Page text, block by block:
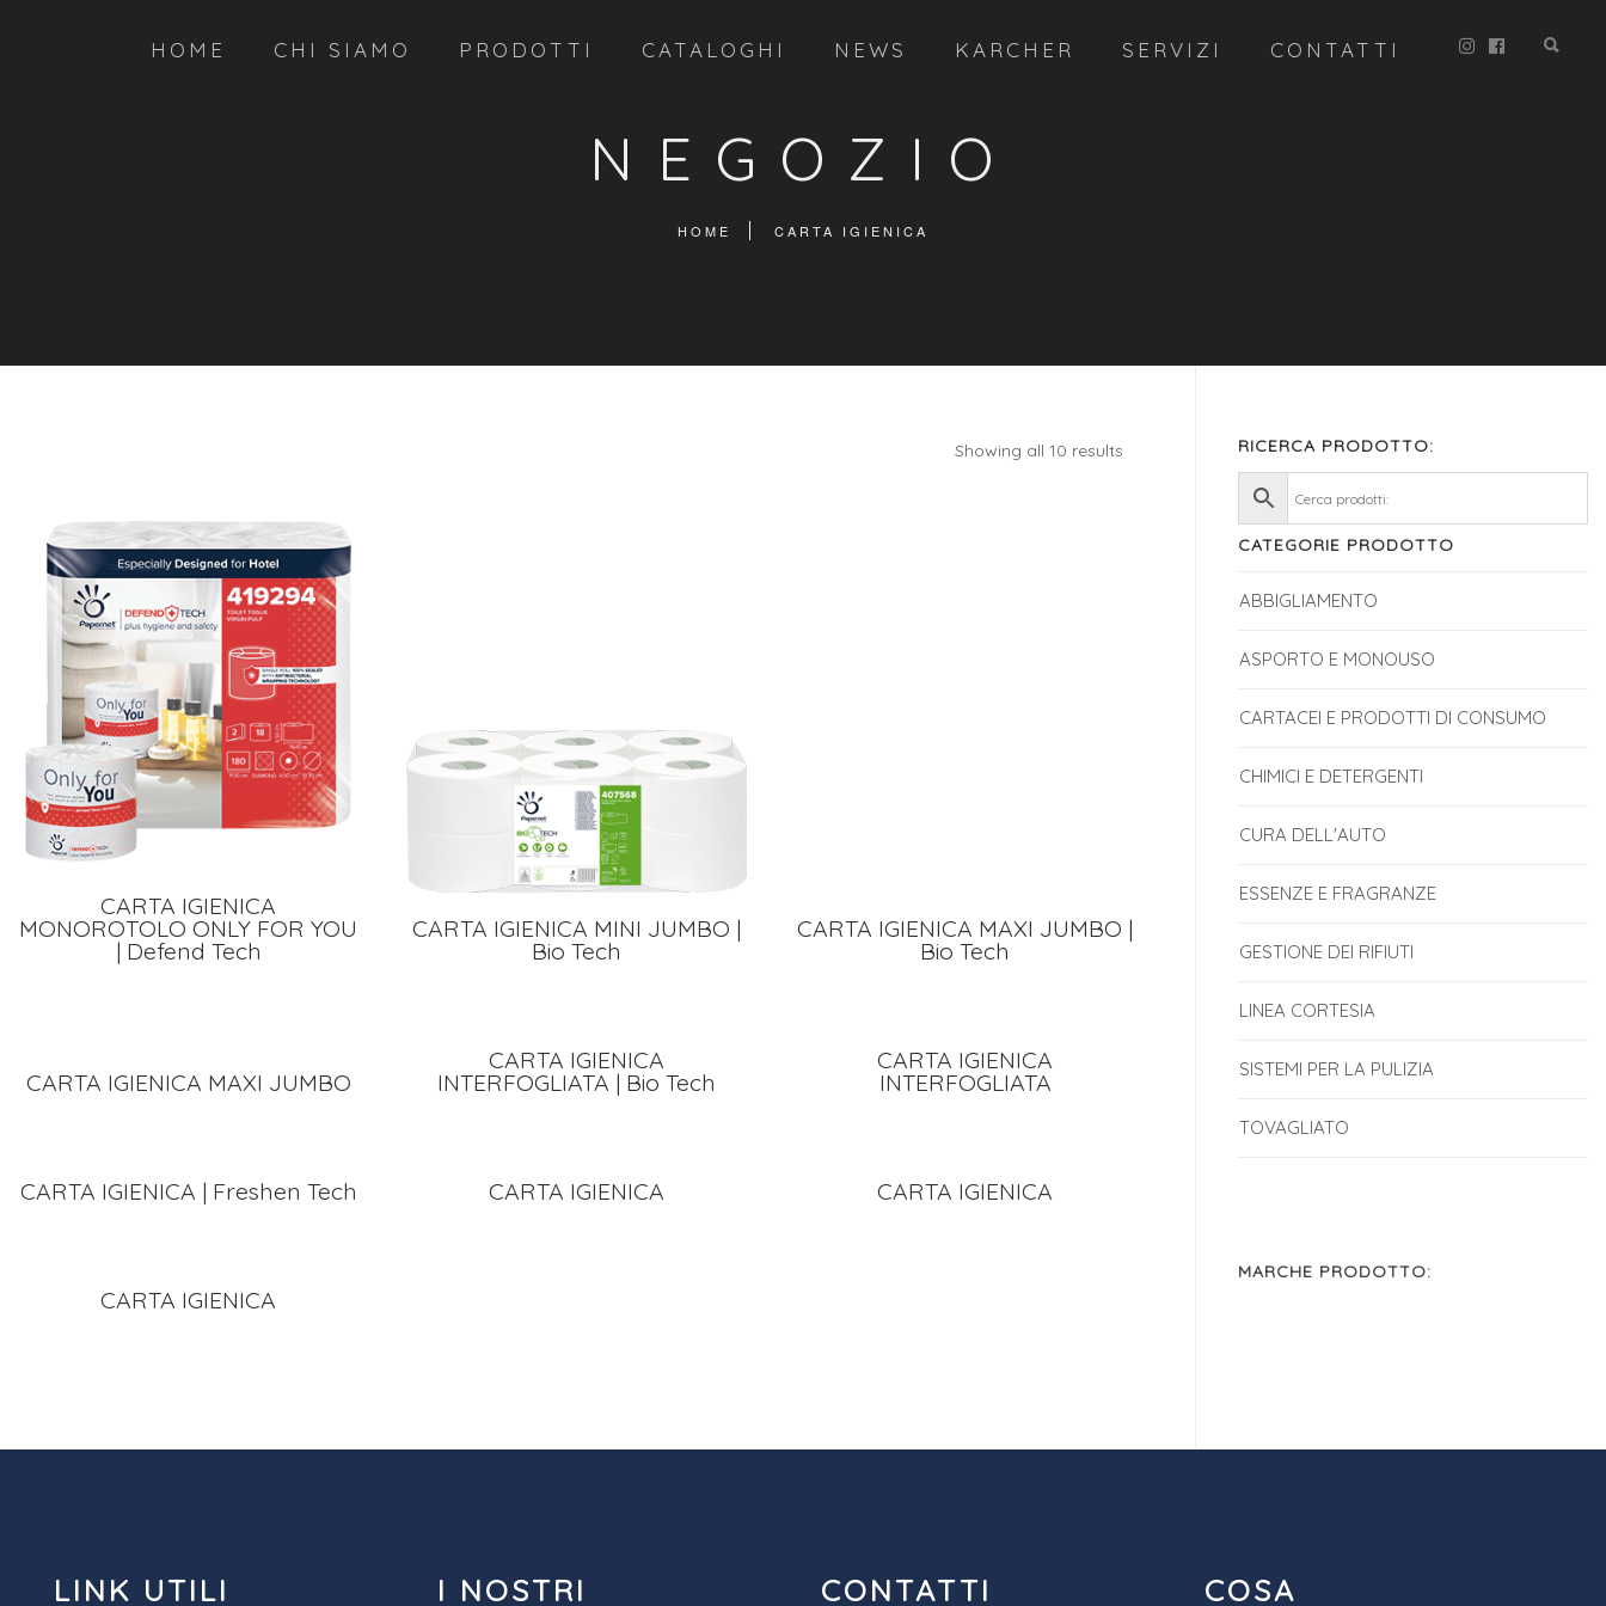
HOME CHI SIAMO PRODOTTI CATALOGHI NEWS KARCHER SERVIZI CONTATTI
NEGOZIO
HOME CARTA IGIENICA
Showing all 10 results
CARTA IGIENICA
MONOROTOLO ONLY FOR YOU
| Defend Tech
CARTA IGIENICA MINI JUMBO |
Bio Tech
CARTA IGIENICA MAXI JUMBO |
Bio Tech
CARTA IGIENICA MAXI JUMBO
CARTA IGIENICA
INTERFOGLIATA | Bio Tech
CARTA IGIENICA
INTERFOGLIATA
CARTA IGIENICA | Freshen Tech CARTA IGIENICA CARTA IGIENICA
CARTA IGIENICA
RICERCA PRODOTTO:
CATEGORIE PRODOTTO
ABBIGLIAMENTO
ASPORTO E MONOUSO
CARTACEI E PRODOTTI DI CONSUMO
CHIMICI E DETERGENTI
CURA DELL'AUTO
ESSENZE E FRAGRANZE
GESTIONE DEI RIFIUTI
LINEA CORTESIA
SISTEMI PER LA PULIZIA
TOVAGLIATO
MARCHE PRODOTTO:
LINK UTILI I NOSTRI CONTATTI COSA